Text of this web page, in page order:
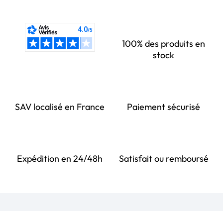
100% des produits en
stock
SAV localisé en France Paiement sécurisé
Expédition en 24/48h Satisfait ou remboursé